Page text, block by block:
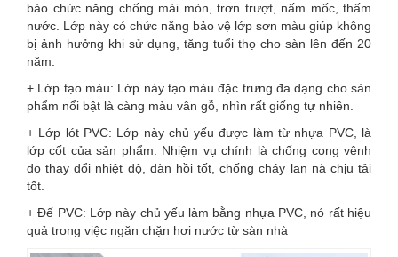
bảo chức năng chống mài mòn, trơn trượt, nấm mốc, thấm
nước. Lớp này có chức năng bảo vệ lớp sơn màu giúp không
bị ảnh hưởng khi sử dụng, tăng tuổi thọ cho sàn lên đến 20
năm.
+ Lớp tạo màu: Lớp này tạo màu đặc trưng đa dạng cho sản
phẩm nổi bật là càng màu vân gỗ, nhìn rất giống tự nhiên.
+ Lớp lót PVC: Lớp này chủ yếu được làm từ nhựa PVC, là
lớp cốt của sản phẩm. Nhiệm vụ chính là chống cong vênh
do thay đổi nhiệt độ, đàn hồi tốt, chống cháy lan nà chịu tải
tốt.
+ Đế PVC: Lớp này chủ yếu làm bằng nhựa PVC, nó rất hiệu
quả trong việc ngăn chặn hơi nước từ sàn nhà